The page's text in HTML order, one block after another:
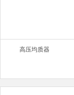
高压均质器